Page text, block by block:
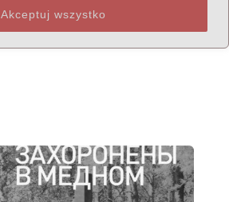
Akceptuj wszystko
Zas Zat Zaw